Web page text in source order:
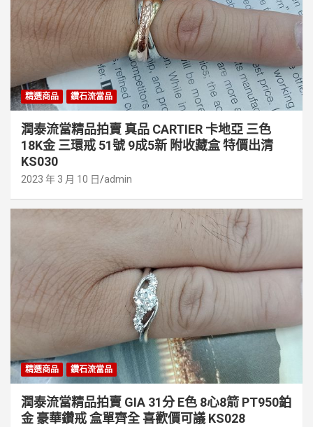
精選商品 鑽石流當品
潤泰流當精品拍賣 真品 CARTIER 卡地亞 三色
18K金 三環戒 51號 9成5新 附收藏盒 特價出清
KS030
2023 年 3 月 10 日 admin
精選商品 鑽石流當品
潤泰流當精品拍賣 GIA 31分 E色 8心8箭 PT950鉑
金 豪華鑽戒 盒單齊全 喜歡價可議 KS028